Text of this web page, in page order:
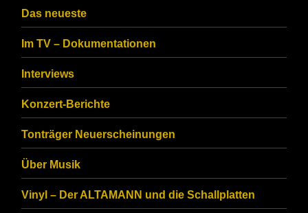
CAPTCHA
ensure
that
you
are
human.
Das neueste
Im TV – Dokumentationen
Interviews
Konzert-Berichte
Tonträger Neuerscheinungen
Über Musik
Vinyl – Der ALTAMANN und die Schallplatten